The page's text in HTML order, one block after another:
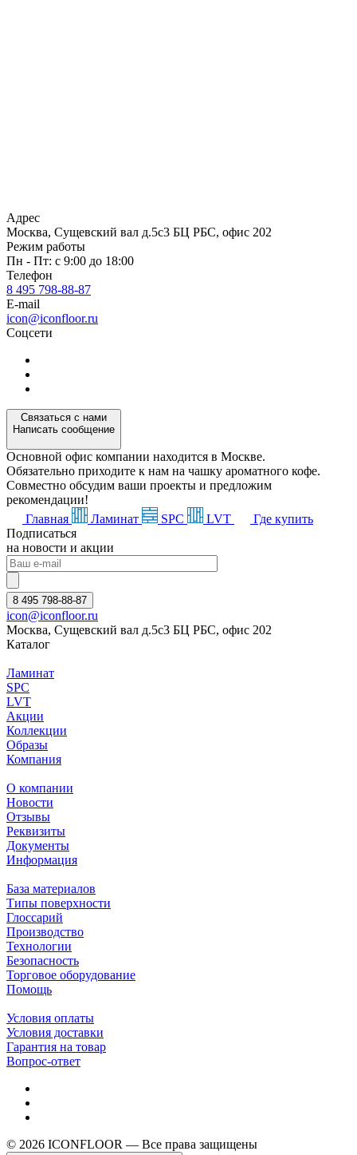
Адрес
Москва, Сущевский вал д.5с3 БЦ РБС, офис 202
Режим работы
Пн - Пт: с 9:00 до 18:00
Телефон
8 495 798-88-87
E-mail
icon@iconfloor.ru
Соцсети
Связаться с нами
Написать сообщение
Основной офис компании находится в Москве.
Обязательно приходите к нам на чашку ароматного кофе.
Совместно обсудим ваши проекты и предложим
рекомендации!
Главная
Ламинат SPC LVT
Где купить
Подписаться
на новости и акции
8 495 798-88-87
icon@iconfloor.ru
Москва, Сущевский вал д.5с3 БЦ РБС, офис 202
Каталог
Ламинат
SPC
LVT
Акции
Коллекции
Образы
Компания
О компании
Новости
Отзывы
Реквизиты
Документы
Информация
База материалов
Типы поверхности
Глоссарий
Производство
Технологии
Безопасность
Торговое оборудование
Помощь
Условия оплаты
Условия доставки
Гарантия на товар
Вопрос-ответ
© 2026 ICONFLOOR — Все права защищены